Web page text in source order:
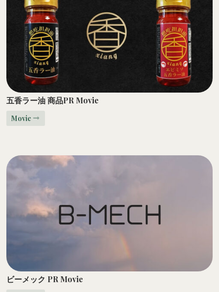
五香ラー油 商品PR Movie
Movie
ビーメック PR Movie